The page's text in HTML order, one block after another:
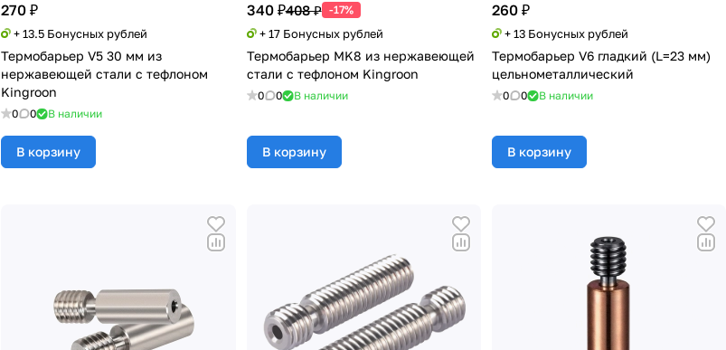
270 ₽
+ 13.5 Бонусных рублей
Термобарьер V5 30 мм из
нержавеющей стали с тефлоном
Kingroon
0 0 В наличии
В корзину
340 ₽408 ₽ -17%
+ 17 Бонусных рублей
Термобарьер MK8 из нержавеющей
стали с тефлоном Kingroon
0 0 В наличии
В корзину
260 ₽
+ 13 Бонусных рублей
Термобарьер V6 гладкий (L=23 мм)
цельнометаллический
0 0 В наличии
В корзину